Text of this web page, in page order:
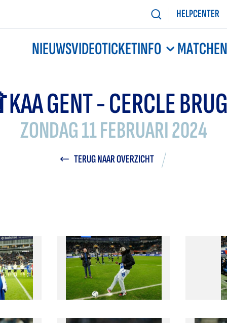
HELPCENTER
NIEUWSVIDEOTICKETINFO MATCHEN
GENT - CERCLE
ZONDAG 11 FEBRUARI 2024
TERUG NAAR OVERZICHT